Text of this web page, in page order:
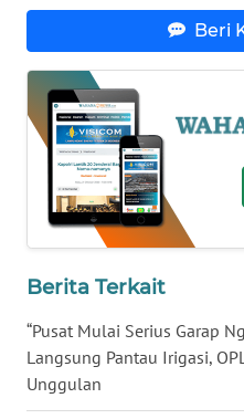
Beri
Berita Terkait
“Pusat Mulai Serius Garap
Langsung Pantau Irigasi,
Unggulan
WN
KALTENG
WN
KALTARA
WN
KALSEL
KALTIM
WN
SULSEL